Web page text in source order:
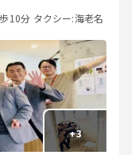
10分 タクシー:海老名
+3